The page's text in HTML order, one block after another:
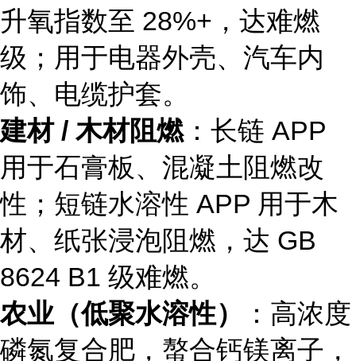
升氧指数至 28%+，达难燃
级；用于电器外壳、汽车内
饰、电缆护套。
建材 / 木材阻燃：长链 APP
用于石膏板、混凝土阻燃改
性；短链水溶性 APP 用于木
材、纸张浸泡阻燃，达 GB
8624 B1 级难燃。
农业（低聚水溶性）
：高浓度
磷氮复合肥，螯合钙镁离子，